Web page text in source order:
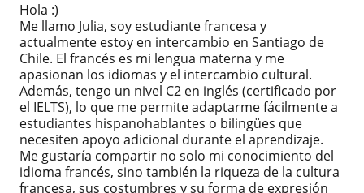
Hola :)
Me llamo Julia, soy estudiante francesa y
actualmente estoy en intercambio en Santiago de
Chile. El francés es mi lengua materna y me
apasionan los idiomas y el intercambio cultural.
Además, tengo un nivel C2 en inglés (certificado por
el IELTS), lo que me permite adaptarme fácilmente a
estudiantes hispanohablantes o bilingües que
necesiten apoyo adicional durante el aprendizaje.
Me gustaría compartir no solo mi conocimiento del
idioma francés, sino también la riqueza de la cultura
francesa, sus costumbres y su forma de expresión